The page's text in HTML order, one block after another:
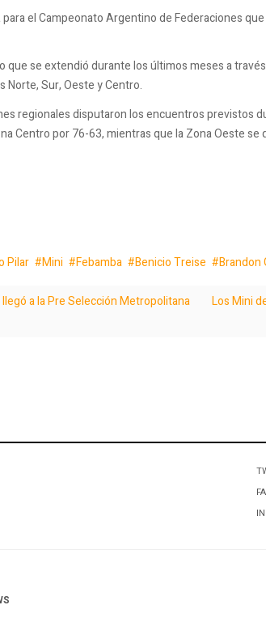
el Campeonato Argentino de Federaciones
que se extendió durante los últimos meses a
Norte, Sur, Oeste y Centro.
regionales disputaron los encuentros previstos
Centro por 76-63, mientras que la Zona Oeste
Pilar Mini Febamba Benicio Treise Brandon
a la Pre Selección Metropolitana
Los Mini